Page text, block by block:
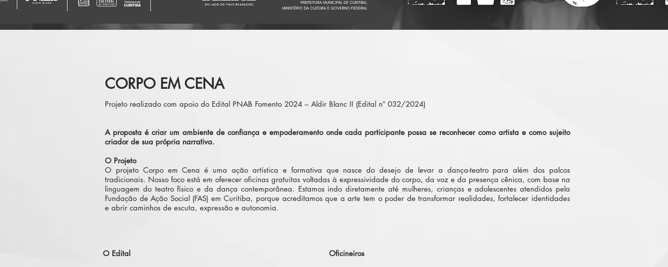
CORPO EM CENA
Projeto realizado com apoio do Edital PNAB Fomento 2024 – Aldir Blanc II (Edital nº 032/2024)
A proposta é criar um ambiente de confiança e empoderamento onde cada participante possa se reconhecer como artista e como sujeito
criador de sua própria narrativa.
O Projeto
O projeto Corpo em Cena é uma ação artística e formativa que nasce do desejo de levar a dança-teatro para além dos palcos
tradicionais. Nosso foco está em oferecer oficinas gratuitas voltadas à expressividade do corpo, da voz e da presença cênica, com base na
linguagem do teatro físico e da dança contemporânea. Estamos indo diretamente até mulheres, crianças e adolescentes atendidos pela
Fundação de Ação Social (FAS) em Curitiba, porque acreditamos que a arte tem o poder de transformar realidades, fortalecer identidades
e abrir caminhos de escuta, expressão e autonomia.
O Edital
Oficineiros